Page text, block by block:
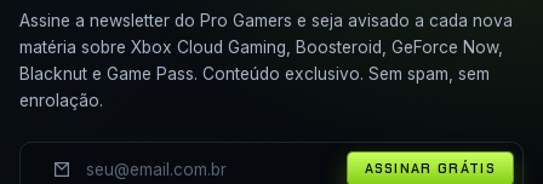
Assine a newsletter do Pro Gamers e seja avisado a cada nova
matéria sobre Xbox Cloud Gaming, Boosteroid, GeForce Now,
Blacknut e Game Pass. Conteúdo exclusivo. Sem spam, sem
enrolação.
ASSINAR GRÁTIS